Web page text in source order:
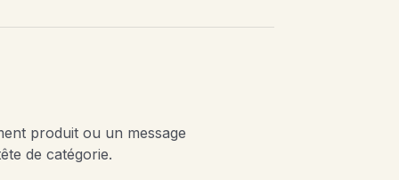
produit ou un message
de catégorie.